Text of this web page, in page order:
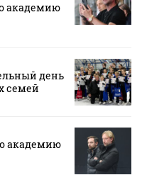
академию
день
семей
академию